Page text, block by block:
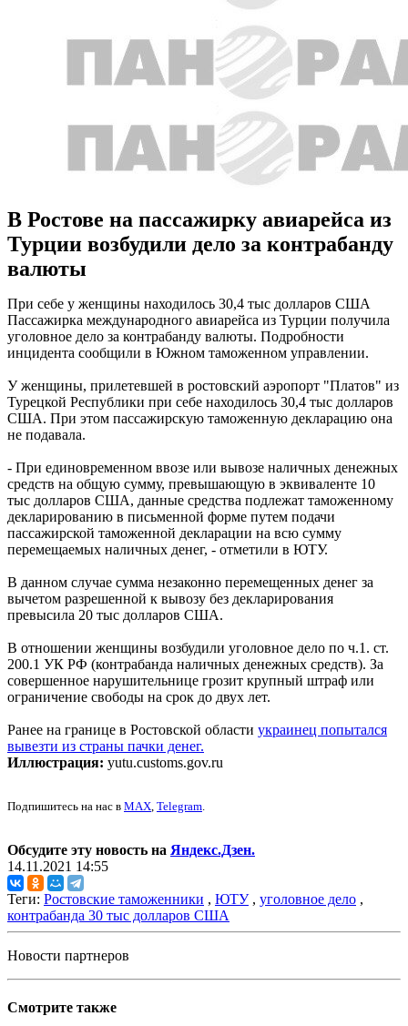
В Ростове на пассажирку авиарейса из
Турции возбудили дело за контрабанду
валюты
При себе у женщины находилось 30,4 тыс долларов США
Пассажирка международного авиарейса из Турции получила
уголовное дело за контрабанду валюты. Подробности
инцидента сообщили в Южном таможенном управлении.
У женщины, прилетевшей в ростовский аэропорт "Платов" из
Турецкой Республики при себе находилось 30,4 тыс долларов
США. При этом пассажирскую таможенную декларацию она
не подавала.
- При единовременном ввозе или вывозе наличных денежных
средств на общую сумму, превышающую в эквиваленте 10
тыс долларов США, данные средства подлежат таможенному
декларированию в письменной форме путем подачи
пассажирской таможенной декларации на всю сумму
перемещаемых наличных денег, - отметили в ЮТУ.
В данном случае сумма незаконно перемещенных денег за
вычетом разрешенной к вывозу без декларирования
превысила 20 тыс долларов США.
В отношении женщины возбудили уголовное дело по ч.1. ст.
200.1 УК РФ (контрабанда наличных денежных средств). За
совершенное нарушительнице грозит крупный штраф или
ограничение свободы на срок до двух лет.
Ранее на границе в Ростовской области украинец попытался
вывезти из страны пачки денег.
Иллюстрация: yutu.customs.gov.ru
Подпишитесь на нас в MAX, Telegram.
Обсудите эту новость на Яндекс.Дзен.
14.11.2021 14:55
Теги: Ростовские таможенники , ЮТУ, уголовное дело ,
контрабанда 30 тыс долларов США
Новости партнеров
Смотрите также